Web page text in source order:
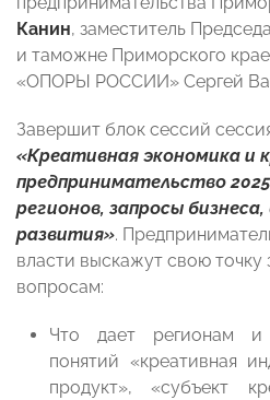
Канин, заместитель
и таможне Приморского
«ОПОРЫ РОССИИ» Сергей
Завершит блок сессий
«Креативная экономика и
предпринимательство
регионов, запросы
развития».
власти выскажут свою
вопросам:
Что дает регионам и
понятий «креативная
продукт», «субъект